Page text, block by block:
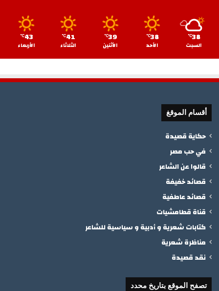
38
℃
السبت
38
℃
الأحد
39
℃
الأثنين
41
℃
الثلاثاء
43
℃
الأربعاء
أقسام الموقغ
حكاية قصيدة
في حب مصر
قالوا عن الشاعر
قصائد خفيفة
قصائد عاطفية
قناة قطامشيات
كتابات شعرية و أدبية و سياسية للشاعر
مناظرة شعرية
نقد قصيدة
تصفح الموقع بتاريخ محدد